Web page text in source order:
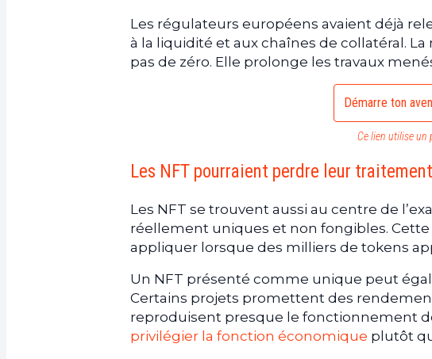
Les régulateurs européens avaient déjà
à la liquidité et aux chaînes de collatéral.
pas de zéro. Elle prolonge les travaux
Démarre ton
Ce lien utilise un
Les NFT pourraient perdre leur
Les NFT se trouvent aussi au centre de
réellement uniques et non fongibles.
appliquer lorsque des milliers de tokens
Un NFT présenté comme unique peut
Certains projets promettent des
reproduisent presque le fonctionnement
privilégier la fonction économique plutôt